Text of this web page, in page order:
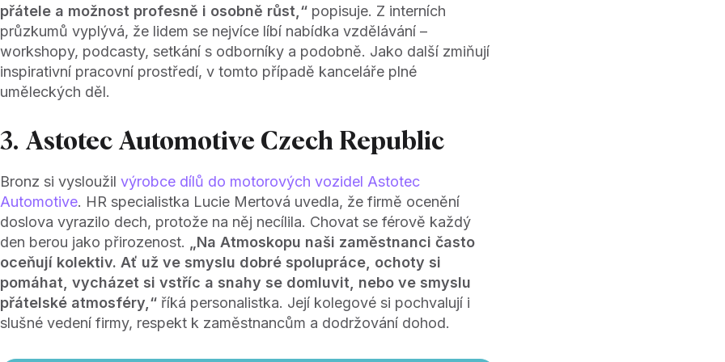
přátele a možnost profesně i osobně růst,“ popisuje. Z interních
průzkumů vyplývá, že lidem se nejvíce líbí nabídka vzdělávání –
workshopy, podcasty, setkání s odborníky a podobně. Jako další zmiňují
inspirativní pracovní prostředí, v tomto případě kanceláře plné
uměleckých děl.
3. Astotec Automotive Czech Republic
Bronz si vysloužil výrobce dílů do motorových vozidel Astotec
Automotive. HR specialistka Lucie Mertová uvedla, že firmě ocenění
doslova vyrazilo dech, protože na něj necílila. Chovat se férově každý
den berou jako přirozenost.
„Na Atmoskopu naši zaměstnanci často
oceňují kolektiv. Ať už ve smyslu dobré spolupráce, ochoty si
pomáhat, vycházet si vstříc a snahy se domluvit, nebo ve smyslu
přátelské atmosféry,“ říká personalistka. Její kolegové si pochvalují i
slušné vedení firmy, respekt k zaměstnancům a dodržování dohod.